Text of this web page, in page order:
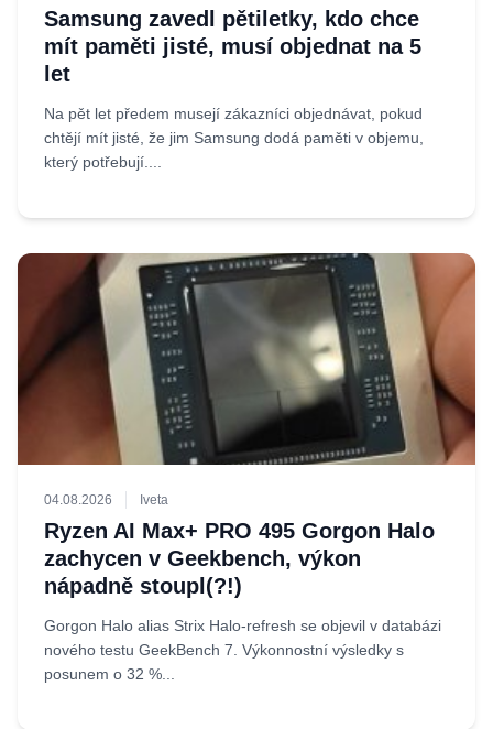
Samsung zavedl pětiletky, kdo chce
mít paměti jisté, musí objednat na 5
let
Na pět let předem musejí zákazníci objednávat, pokud
chtějí mít jisté, že jim Samsung dodá paměti v objemu,
který potřebují....
04.08.2026 Iveta
Ryzen AI Max+ PRO 495 Gorgon Halo
zachycen v Geekbench, výkon
nápadně stoupl(?!)
Gorgon Halo alias Strix Halo-refresh se objevil v databázi
nového testu GeekBench 7. Výkonnostní výsledky s
posunem o 32 %...